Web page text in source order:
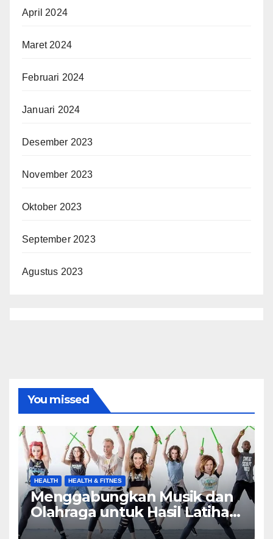
April 2024
Maret 2024
Februari 2024
Januari 2024
Desember 2023
November 2023
Oktober 2023
September 2023
Agustus 2023
You missed
HEALTH HEALTH & FITNES
Menggabungkan Musik dan
Olahraga untuk Hasil Latihan
yang Maksimal